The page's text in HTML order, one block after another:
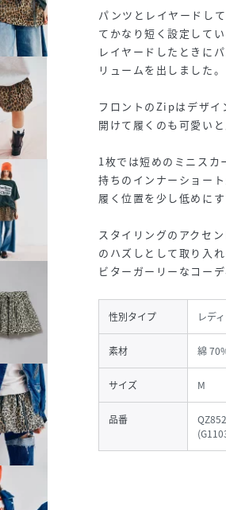
パンツとレイヤードし
てかなり短く設定してい
レイヤードしたときに
リュームを出しました。
フロントのZipはデザイ
開けて履くのも可愛いと
1枚では短めのミニス
持ちのインナーショート
履く位置を少し低めに
スタイリングのアクセ
のハズしとして取り入れ
ビターガーリーなコー
性別タイプ レデ
素材 綿
サイズ M
品番
(